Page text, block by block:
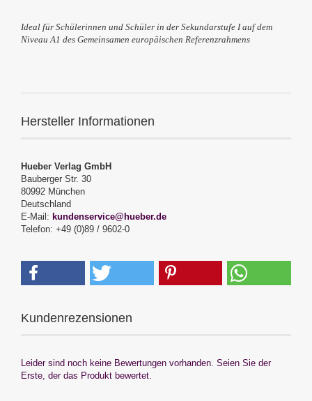
Ideal für Schülerinnen und Schüler in der Sekundarstufe Iauf dem
Niveau A1 des Gemeinsamen europäischen Referenzrahmens
Hersteller Informationen
Hueber Verlag GmbH
Bauberger Str. 30
80992 München
Deutschland
E-Mail: kundenservice@hueber.de
Telefon: +49 (0)89 / 9602-0
Kundenrezensionen
Leider sind noch keine Bewertungen vorhanden. Seien Sie der
Erste, der das Produkt bewertet.